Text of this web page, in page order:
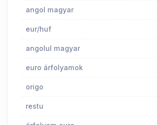
angol magyar
eur/huf
angolul magyar
euro árfolyamok
origo
restu